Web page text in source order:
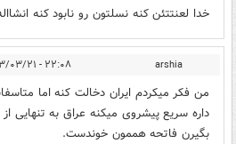
خدا لعنتتئن کنه نسلتون رو نابود کنه
arshia ۲۲:۰۸ - ۱۳۹۳/۰۳/۲۱
من فکر میکردم ایران دخالت کنه اما
داره سریع پیشروی میکنه عراق به تنهایی
بگیرن فاتحه هممون خوندست.